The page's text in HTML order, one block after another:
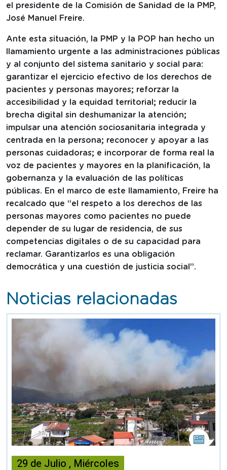
el presidente de la Comisión de Sanidad de la PMP,
José Manuel Freire.
Ante esta situación, la PMP y la POP han hecho un
llamamiento urgente a las administraciones públicas
y al conjunto del sistema sanitario y social para:
garantizar el ejercicio efectivo de los derechos de
pacientes y personas mayores; reforzar la
accesibilidad y la equidad territorial; reducir la
brecha digital sin deshumanizar la atención;
impulsar una atención sociosanitaria integrada y
centrada en la persona; reconocer y apoyar a las
personas cuidadoras; e incorporar de forma real la
voz de pacientes y mayores en la planificación, la
gobernanza y la evaluación de las políticas
públicas. En el marco de este llamamiento, Freire ha
recalcado que “el respeto a los derechos de las
personas mayores como pacientes no puede
depender de su lugar de residencia, de sus
competencias digitales o de su capacidad para
reclamar. Garantizarlos es una obligación
democrática y una cuestión de justicia social”.
Noticias relacionadas
Esta
noticia
29 de Julio , Miércoles